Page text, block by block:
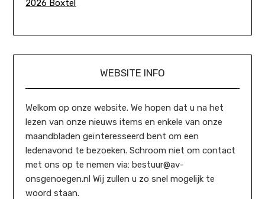
2026 Boxtel
WEBSITE INFO
Welkom op onze website. We hopen dat u na het
lezen van onze nieuws items en enkele van onze
maandbladen geïnteresseerd bent om een
ledenavond te bezoeken. Schroom niet om contact
met ons op te nemen via: bestuur@av-
onsgenoegen.nl Wij zullen u zo snel mogelijk te
woord staan.